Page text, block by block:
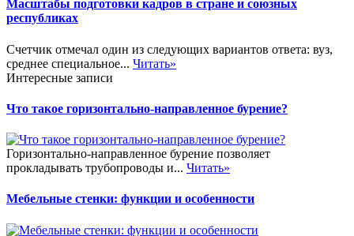
Масштабы подготовки кадров в стране и союзных
республиках
Счетчик отмечал один из следующих вариантов ответа: вуз,
среднее специальное... Читать»
Интересные записи
Что такое горизонтально-направленное бурение?
Горизонтально-направленное бурение позволяет
прокладывать трубопроводы и... Читать»
Мебельные стенки: функции и особенности